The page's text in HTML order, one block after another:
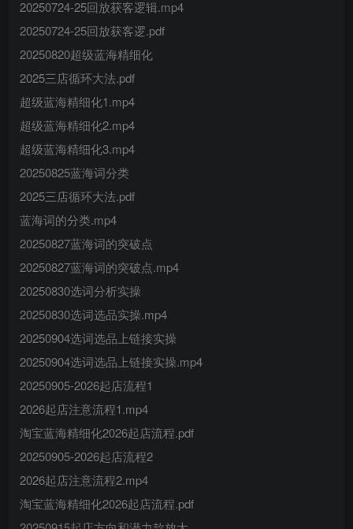
20250724-25回放获客逻辑.mp4
20250724-25回放获客逻.pdf
20250820超级蓝海精细化
2025三店循环大法.pdf
超级蓝海精细化1.mp4
超级蓝海精细化2.mp4
超级蓝海精细化3.mp4
20250825蓝海词分类
2025三店循环大法.pdf
蓝海词的分类.mp4
20250827蓝海词的突破点
20250827蓝海词的突破点.mp4
20250830选词分析实操
20250830选词选品实操.mp4
20250904选词选品上链接实操
20250904选词选品上链接实操.mp4
20250905-2026起店流程1
2026起店注意流程1.mp4
淘宝蓝海精细化2026起店流程.pdf
20250905-2026起店流程2
2026起店注意流程2.mp4
淘宝蓝海精细化2026起店流程.pdf